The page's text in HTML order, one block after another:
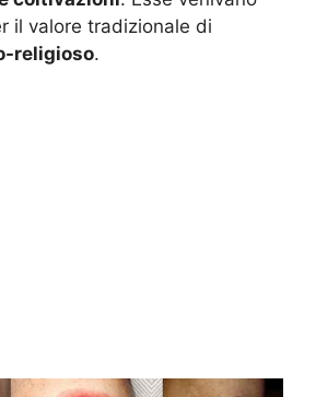
il valore tradizionale di
religioso.